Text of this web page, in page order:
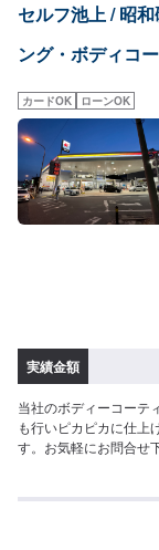
L7,560円LL8,820円ホ
LL10,400円フッ素ガ
全面SS~M7,650円L・
チ9,880円16~19イン
表4本~15インチ
セルフ池上 / 昭
ング・ボディコ
カードOK ローンOK
実績金額
当社のボディーコーテ
も行いピカピカに仕上
す。お気軽にお問合せ
ディライトコート